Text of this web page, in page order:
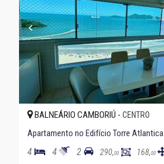
BALNEÁRIO CAMBORIÚ - CENTRO
Apartamento no Edifício Torre Atlantica
4 4 2 290,00 168,00